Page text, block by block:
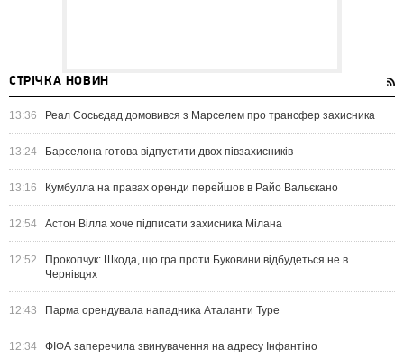
СТРІЧКА НОВИН
13:36 Реал Сосьєдад домовився з Марселем про трансфер захисника
13:24 Барселона готова відпустити двох півзахисників
13:16 Кумбулла на правах оренди перейшов в Райо Вальєкано
12:54 Астон Вілла хоче підписати захисника Мілана
12:52
Прокопчук: Шкода, що гра проти Буковини відбудеться не в
Чернівцях
12:43 Парма орендувала нападника Аталанти Туре
12:34 ФІФА заперечила звинувачення на адресу Інфантіно